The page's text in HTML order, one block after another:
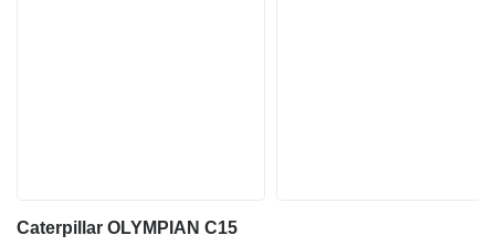
Caterpillar OLYMPIAN C15